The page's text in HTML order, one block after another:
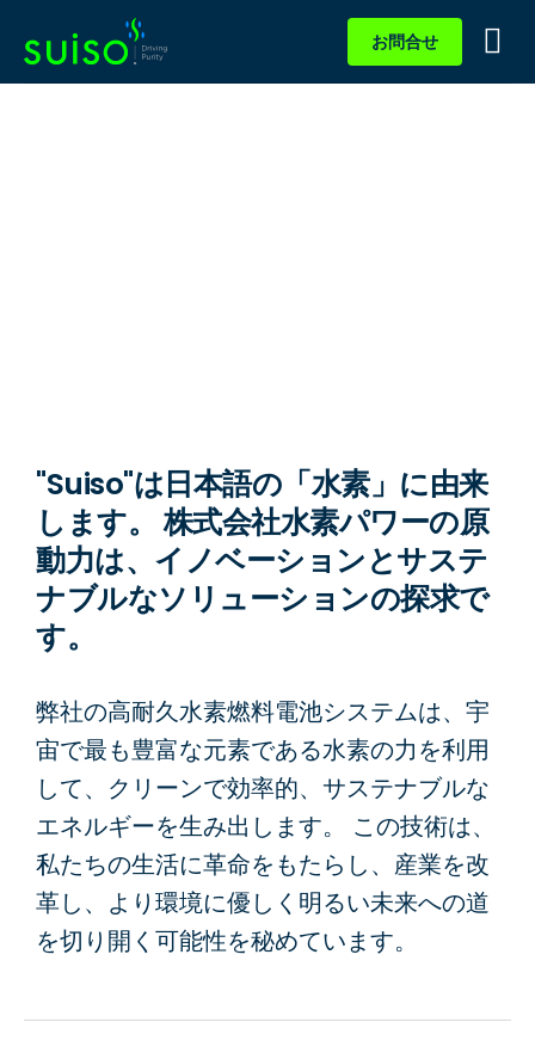
お問合せ
"Suiso"は日本語の「水素」に由来
します。 株式会社水素パワーの原
動力は、イノベーションとサステ
ナブルなソリューションの探求で
す。
弊社の高耐久水素燃料電池システムは、宇
宙で最も豊富な元素である水素の力を利用
して、クリーンで効率的、サステナブルな
エネルギーを生み出します。 この技術は、
私たちの生活に革命をもたらし、産業を改
革し、より環境に優しく明るい未来への道
を切り開く可能性を秘めています。